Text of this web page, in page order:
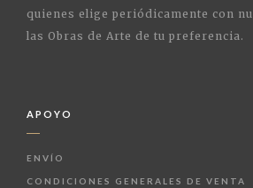
quienes elige periódicamente con
las Obras de Arte de tu preferencia.
APOYO
ENVÍO
CONDICIONES GENERALES DE VENTA